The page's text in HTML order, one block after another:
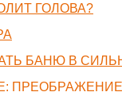
ГОЛОВА?
БАНЮ В